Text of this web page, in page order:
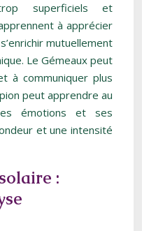
superficiels et
à apprécier
mutuellement
Le Gémeaux peut
à communiquer plus
peut apprendre au
émotions et ses
et une intensité
: